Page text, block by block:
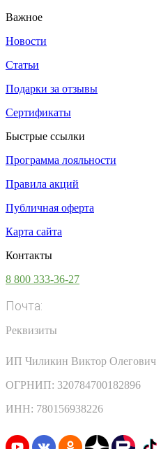
Важное
Новости
Статьи
Подарки за отзывы
Сертификаты
Быстрые ссылки
Программа лояльности
Правила акций
Публичная оферта
Карта сайта
Контакты
8 800 333-36-27
Почта:
Реквизиты
ИП Чиликин Виктор Олегович
ОГРНИП: 320784700182896
ИНН: 780156938226